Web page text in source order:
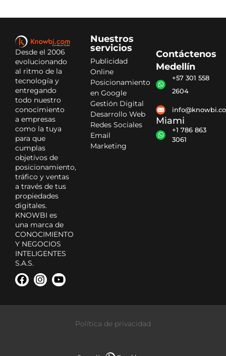
Desde el 2006
evolucionando
al ritmo de la
tecnología y
entregando
todo nuestro
conocimiento
a empresas
como la tuya
para que
cumplas
objetivos de
posicionamiento,
tráfico y ventas
a través de tus
propiedades
digitales.
KNOWBI es
una marca de
CONOCIMIENTO
Y NEGOCIOS
INTELIGENTES
S.A.S.
Nuestros
servicios
Publicidad
Online
Posicionamiento
en Google
Gestión Digital
Desarrollo Web
Redes Sociales
Email
Marketing
Contáctenos
Medellín
+57 301 558
2604
Miami
+1 786 863
3061
Política de privacidad